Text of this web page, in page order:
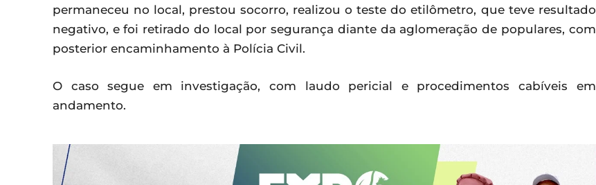
permaneceu no local, prestou socorro, realizou o teste do etilômetro, que teve resultado
negativo, e foi retirado do local por segurança diante da aglomeração de populares, com
posterior encaminhamento à Polícia Civil.
O caso segue em investigação, com laudo pericial e procedimentos cabíveis em
andamento.